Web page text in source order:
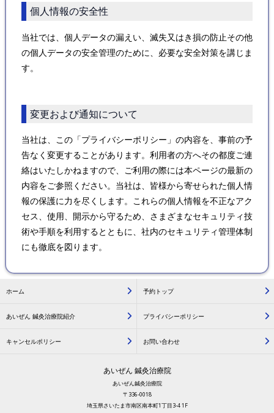
個人情報の安全性
当社では、個人データの漏えい、滅失又はき損の防止その他
の個人データの安全管理のために、必要な安全対策を講じま
す。
変更および通知について
当社は、この「プライバシーポリシー」の内容を、事前の予
告なく変更することがあります。利用者の方へその都度ご連
絡はいたしかねますので、ご利用の際には本ページの最新の
内容をご参照ください。当社は、皆様から寄せられた個人情
報の保護に力を尽くします。これらの個人情報を不正なアク
セス、使用、開示から守るため、さまざまなセキュリティ技
術や手順を利用するとともに、社内のセキュリティ管理体制
にも徹底を図ります。
ホーム 予約トップ
あいぜん 鍼灸治療院紹介 プライバシーポリシー
キャンセルポリシー お問い合わせ
あいぜん 鍼灸治療院
あいぜん鍼灸治療院
〒336-0018
埼玉県さいたま市南区南本町1丁目3-4 1F